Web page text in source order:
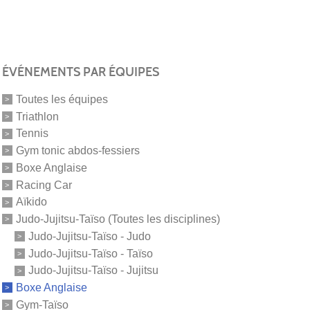
ÉVÉNEMENTS PAR ÉQUIPES
Toutes les équipes
Triathlon
Tennis
Gym tonic abdos-fessiers
Boxe Anglaise
Racing Car
Aïkido
Judo-Jujitsu-Taïso (Toutes les disciplines)
Judo-Jujitsu-Taïso - Judo
Judo-Jujitsu-Taïso - Taïso
Judo-Jujitsu-Taïso - Jujitsu
Boxe Anglaise
Gym-Taïso